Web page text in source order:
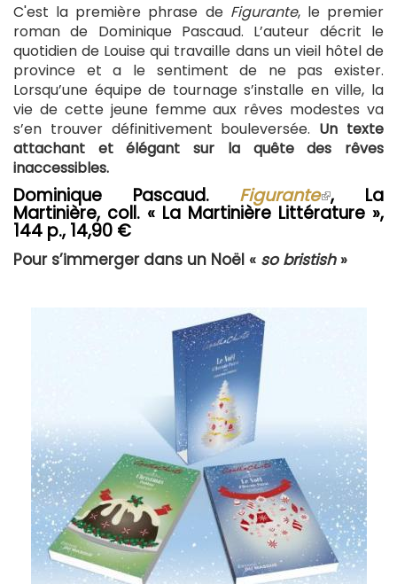
C'est la première phrase deFigurante, le premier
roman de Dominique Pascaud. L’auteur décrit le
quotidien de Louise qui travaille dans un vieil hôtel de
province et a le sentiment de ne pas exister.
Lorsqu’une équipe de tournage s’installe en ville, la
vie de cette jeune femme aux rêves modestes va
s’en trouver définitivement bouleversée. Un texte
attachant et élégant sur la quête des rêves
inaccessibles.
Dominique Pascaud. Figurante(le
lien
externe)
, La
Martinière, coll. « La Martinière Littérature »,
144 p., 14,90 €
Pour s’immerger dans un Noël « so bristish»